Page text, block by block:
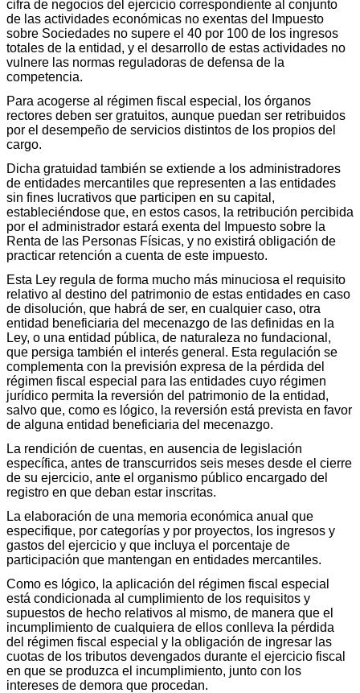
cifra de negocios del ejercicio correspondiente al conjunto
de las actividades económicas no exentas del Impuesto
sobre Sociedades no supere el 40 por 100 de los ingresos
totales de la entidad, y el desarrollo de estas actividades no
vulnere las normas reguladoras de defensa de la
competencia.
Para acogerse al régimen fiscal especial, los órganos
rectores deben ser gratuitos, aunque puedan ser retribuidos
por el desempeño de servicios distintos de los propios del
cargo.
Dicha gratuidad también se extiende a los administradores
de entidades mercantiles que representen a las entidades
sin fines lucrativos que participen en su capital,
estableciéndose que, en estos casos, la retribución percibida
por el administrador estará exenta del Impuesto sobre la
Renta de las Personas Físicas, y no existirá obligación de
practicar retención a cuenta de este impuesto.
Esta Ley regula de forma mucho más minuciosa el requisito
relativo al destino del patrimonio de estas entidades en caso
de disolución, que habrá de ser, en cualquier caso, otra
entidad beneficiaria del mecenazgo de las definidas en la
Ley, o una entidad pública, de naturaleza no fundacional,
que persiga también el interés general. Esta regulación se
complementa con la previsión expresa de la pérdida del
régimen fiscal especial para las entidades cuyo régimen
jurídico permita la reversión del patrimonio de la entidad,
salvo que, como es lógico, la reversión está prevista en favor
de alguna entidad beneficiaria del mecenazgo.
La rendición de cuentas, en ausencia de legislación
específica, antes de transcurridos seis meses desde el cierre
de su ejercicio, ante el organismo público encargado del
registro en que deban estar inscritas.
La elaboración de una memoria económica anual que
especifique, por categorías y por proyectos, los ingresos y
gastos del ejercicio y que incluya el porcentaje de
participación que mantengan en entidades mercantiles.
Como es lógico, la aplicación del régimen fiscal especial
está condicionada al cumplimiento de los requisitos y
supuestos de hecho relativos al mismo, de manera que el
incumplimiento de cualquiera de ellos conlleva la pérdida
del régimen fiscal especial y la obligación de ingresar las
cuotas de los tributos devengados durante el ejercicio fiscal
en que se produzca el incumplimiento, junto con los
intereses de demora que procedan.